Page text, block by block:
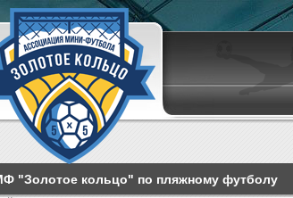
"Золотое кольцо" по пляжному футболу